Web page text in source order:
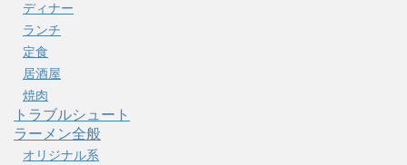
ディナー
ランチ
定食
居酒屋
焼肉
トラブルシュート
ラーメン全般
オリジナル系